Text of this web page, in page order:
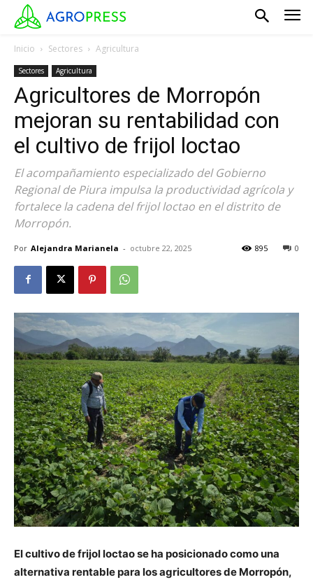
Inicio Sectores Agricultura
Sectores Agricultura
Agricultores de Morropón
mejoran su rentabilidad con
el cultivo de frijol loctao
El acompañamiento especializado del Gobierno
Regional de Piura impulsa la productividad agrícola y
fortalece la cadena del frijol loctao en el distrito de
Morropón.
Por Alejandra Marianela - octubre 22, 2025 0
895
El cultivo de frijol loctao se ha posicionado como una
alternativa rentable para los agricultores de Morropón,